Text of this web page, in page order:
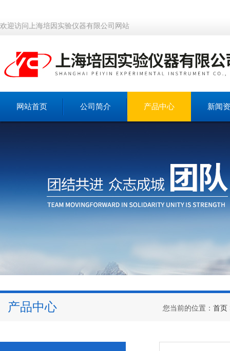
欢迎访问上海培因实验仪器有限公司网站
网站首页 公司简介 产品中心 新闻
产品中心 您当前的位置： 首页